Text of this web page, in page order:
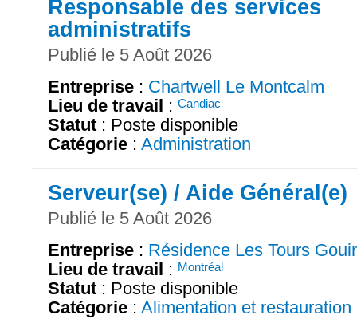
Responsable des services
administratifs
Publié le 5 Août 2026
Entreprise : Chartwell Le Montcalm
Lieu de travail : Candiac
Statut : Poste disponible
Catégorie : Administration
Serveur(se) / Aide Général(e)
Publié le 5 Août 2026
Entreprise : Résidence Les Tours
Lieu de travail : Montréal
Statut : Poste disponible
Catégorie : Alimentation et restauration